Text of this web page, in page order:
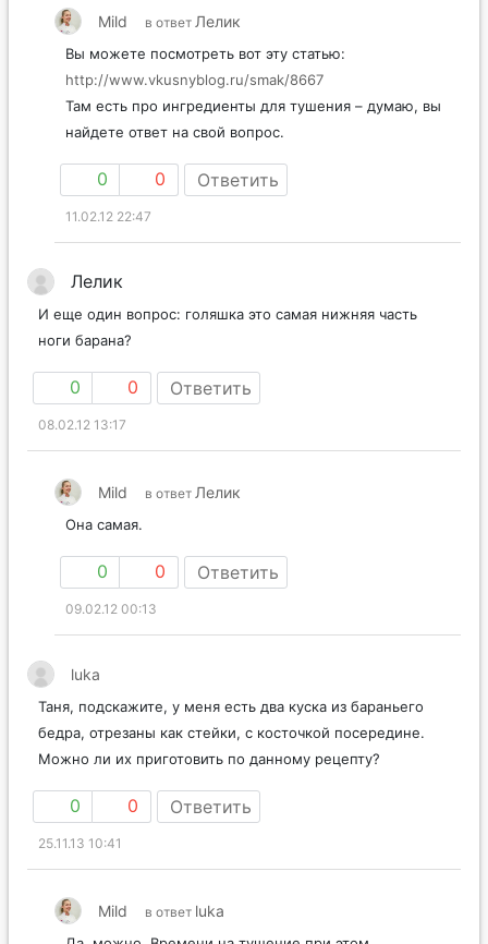
Mild в ответ Лелик
Вы можете посмотреть вот эту статью:
http://www.vkusnyblog.ru/smak/8667
Там есть про ингредиенты для тушения – думаю, вы
найдете ответ на свой вопрос.
0 0 Ответить
11.02.12 22:47
Лелик
И еще один вопрос: голяшка это самая нижняя часть
ноги барана?
0 0 Ответить
08.02.12 13:17
Mild в ответ Лелик
Она самая.
0 0 Ответить
09.02.12 00:13
luka
Таня, подскажите, у меня есть два куска из бараньего
бедра, отрезаны как стейки, с косточкой посередине.
Можно ли их приготовить по данному рецепту?
0 0 Ответить
25.11.13 10:41
Mild в ответ luka